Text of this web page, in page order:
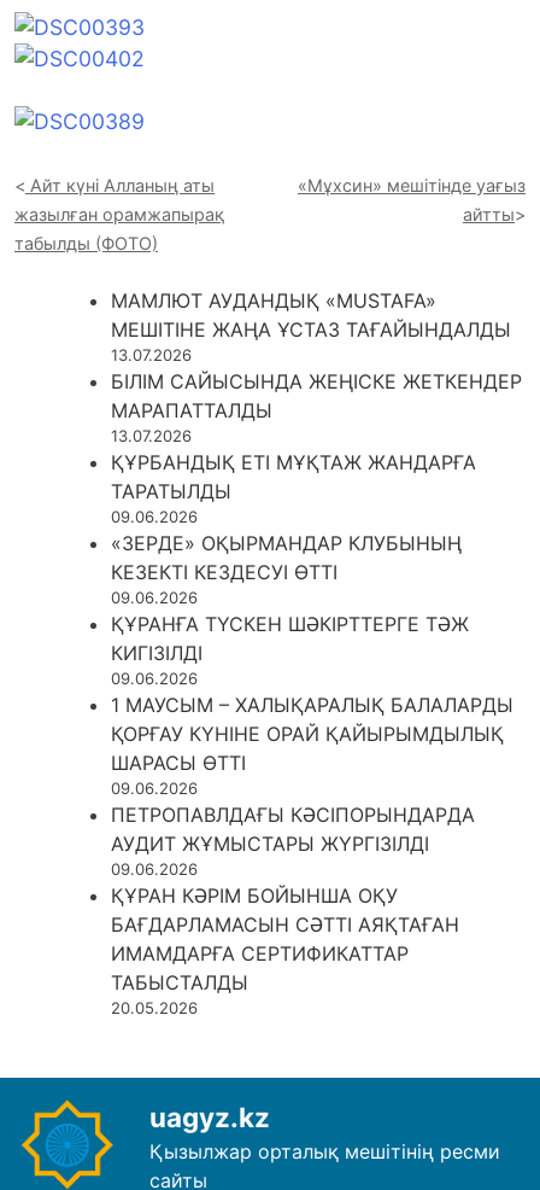
Айт күні Алланың аты
жазылған орамжапырақ
табылды (ФОТО)
«Мұхсин» мешітінде уағыз
айтты
МАМЛЮТ АУДАНДЫҚ «MUSTAFA»
МЕШІТІНЕ ЖАҢА ҰСТАЗ ТАҒАЙЫНДАЛДЫ
13.07.2026
БІЛІМ САЙЫСЫНДА ЖЕҢІСКЕ ЖЕТКЕНДЕР
МАРАПАТТАЛДЫ
13.07.2026
ҚҰРБАНДЫҚ ЕТІ МҰҚТАЖ ЖАНДАРҒА
ТАРАТЫЛДЫ
09.06.2026
«ЗЕРДЕ» ОҚЫРМАНДАР КЛУБЫНЫҢ
КЕЗЕКТІ КЕЗДЕСУІ ӨТТІ
09.06.2026
ҚҰРАНҒА ТҮСКЕН ШӘКІРТТЕРГЕ ТӘЖ
КИГІЗІЛДІ
09.06.2026
1 МАУСЫМ – ХАЛЫҚАРАЛЫҚ БАЛАЛАРДЫ
ҚОРҒАУ КҮНІНЕ ОРАЙ ҚАЙЫРЫМДЫЛЫҚ
ШАРАСЫ ӨТТІ
09.06.2026
ПЕТРОПАВЛДАҒЫ КӘСІПОРЫНДАРДА
АУДИТ ЖҰМЫСТАРЫ ЖҮРГІЗІЛДІ
09.06.2026
ҚҰРАН КӘРІМ БОЙЫНША ОҚУ
БАҒДАРЛАМАСЫН СӘТТІ АЯҚТАҒАН
ИМАМДАРҒА СЕРТИФИКАТТАР
ТАБЫСТАЛДЫ
20.05.2026
uagyz.kz
Қызылжар орталық мешітінің ресми
сайты